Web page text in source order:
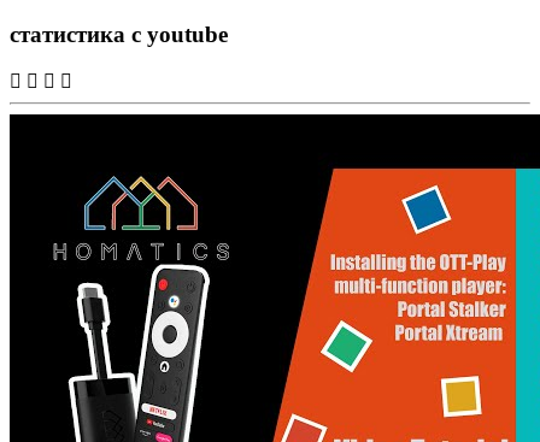
статистика с youtube